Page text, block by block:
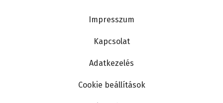
Impresszum
Kapcsolat
Adatkezelés
Cookie beállítások